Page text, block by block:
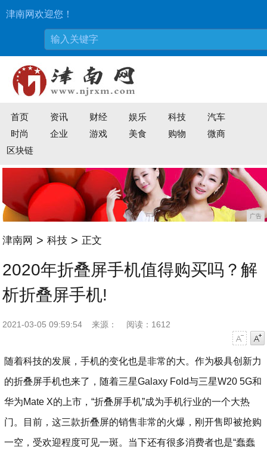
津南网欢迎您！
首页 资讯 财经 娱乐 科技
汽车
时尚
企业 游戏 美食 购物
微商
区块链
广告
津南网 > 科技 > 正文
2020年折叠屏手机值得购买吗？解
析折叠屏手机!
2021-03-05 09:59:54 来源：
阅读：1612
随着科技的发展，手机的变化也是非常的大。作为极具创新力
的折叠屏手机也来了，随着三星Galaxy Fold与三星W20 5G和
华为Mate X的上市，“折叠屏手机”成为手机行业的一个大热
门。目前，这三款折叠屏的销售非常的火爆，刚开售即被抢购
一空，受欢迎程度可见一斑。当下还有很多消费者也是“蠢蠢